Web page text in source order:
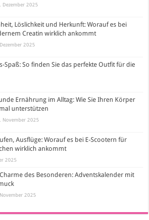
Dezember 2025
Löslichkeit und Herkunft: Worauf es bei
Creatin wirklich ankommt
2025
Spaß: So finden Sie das perfekte Outfit für die
Ernährung im Alltag: Wie Sie Ihren Körper
unterstützen
November 2025
Ausflüge: Worauf es bei E-Scootern für
wirklich ankommt
2025
des Besonderen: Adventskalender mit
2025